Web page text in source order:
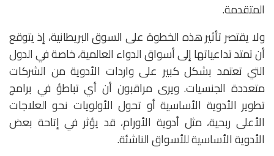
المتقدمة.
ولا يقتصر تأثير هذه الخطوة على السوق البريطانية، إذ يتوقع
أن تمتد تداعياتها إلى أسواق الدواء العالمية، خاصة في الدول
التي تعتمد بشكل كبير على واردات الأدوية من الشركات
متعددة الجنسيات. ويرى مراقبون أن أي تباطؤ في برامج
تطوير الأدوية الأساسية أو تحول الأولويات نحو العلاجات
الأعلى ربحية، مثل أدوية الأورام، قد يؤثر في إتاحة بعض
الأدوية الأساسية للأسواق الناشئة.